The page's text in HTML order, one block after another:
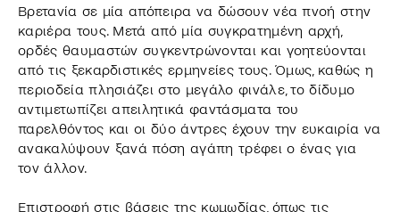
Βρετανία σε μία απόπειρα να δώσουν νέα πνοή στην
καριέρα τους. Μετά από μία συγκρατημένη αρχή,
ορδές θαυμαστών συγκεντρώνονται και γοητεύονται
από τις ξεκαρδιστικές ερμηνείες τους. Όμως, καθώς η
περιοδεία πλησιάζει στο μεγάλο φινάλε, το δίδυμο
αντιμετωπίζει απειλητικά φαντάσματα του
παρελθόντος και οι δύο άντρες έχουν την ευκαιρία να
ανακαλύψουν ξανά πόση αγάπη τρέφει ο ένας για
τον άλλον.
Επιστροφή στις βάσεις της κωμωδίας, όπως τις